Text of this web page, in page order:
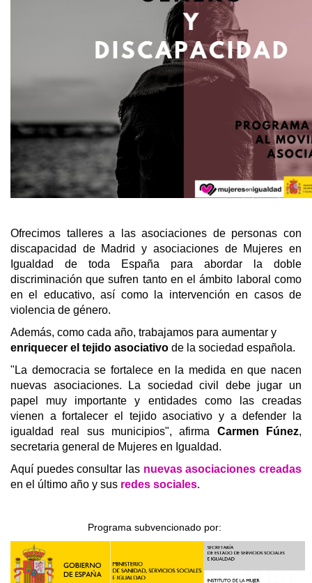
Ofrecimos talleres a las asociaciones de personas con
discapacidad de Madrid y asociaciones de Mujeres en
Igualdad de toda España para abordar la doble
discriminación que sufren tanto en el ámbito laboral como
en el educativo, así como la intervención en casos de
violencia de género.
Además, como cada año, trabajamos para aumentar y
enriquecer el tejido asociativo de la sociedad española.
"La democracia se fortalece en la medida en que nacen
nuevas asociaciones. La sociedad civil debe jugar un
papel muy importante y entidades como las creadas
vienen a fortalecer el tejido asociativo y a defender la
igualdad real sus municipios", afirma Carmen Fúnez,
secretaria general de Mujeres en Igualdad.
Aquí puedes consultar las nuevas asociaciones creadas
en el último año y sus redes sociales.
Programa subvencionado por: